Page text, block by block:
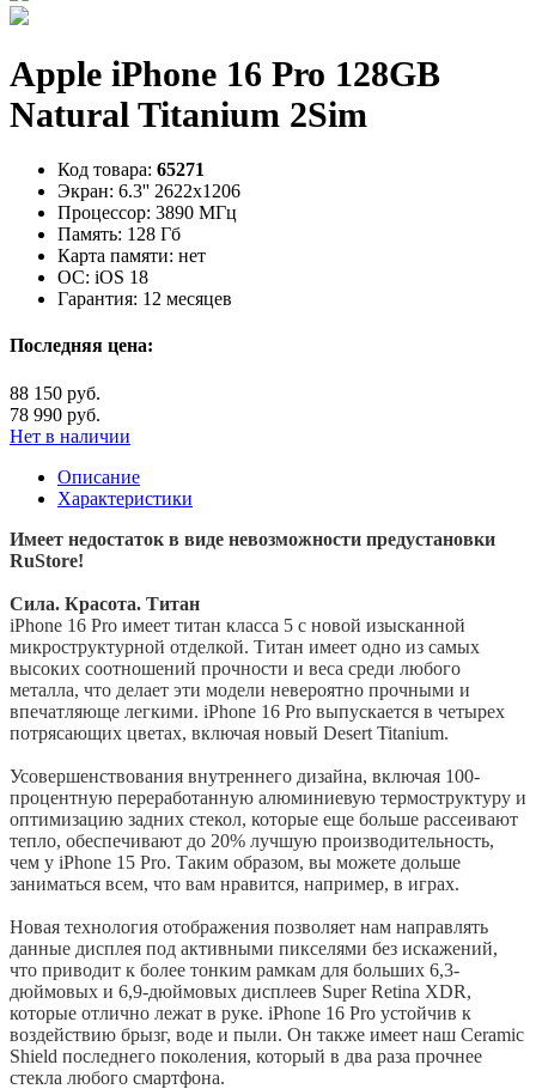
Apple iPhone 16 Pro 128GB
Natural Titanium 2Sim
Код товара: 65271
Экран: 6.3'' 2622x1206
Процессор: 3890 МГц
Память: 128 Гб
Карта памяти: нет
ОС: iOS 18
Гарантия: 12 месяцев
Последняя цена:
88 150 руб.
78 990 руб.
Нет в наличии
Описание
Характеристики
Имеет недостаток в виде невозможности предустановки
RuStore!
Сила. Красота. Титан
iPhone 16 Pro имеет титан класса 5 с новой изысканной
микроструктурной отделкой. Титан имеет одно из самых
высоких соотношений прочности и веса среди любого
металла, что делает эти модели невероятно прочными и
впечатляюще легкими. iPhone 16 Pro выпускается в четырех
потрясающих цветах, включая новый Desert Titanium.
Усовершенствования внутреннего дизайна, включая 100-
процентную переработанную алюминиевую термоструктуру и
оптимизацию задних стекол, которые еще больше рассеивают
тепло, обеспечивают до 20% лучшую производительность,
чем у iPhone 15 Pro. Таким образом, вы можете дольше
заниматься всем, что вам нравится, например, в играх.
Новая технология отображения позволяет нам направлять
данные дисплея под активными пикселями без искажений,
что приводит к более тонким рамкам для больших 6,3-
дюймовых и 6,9-дюймовых дисплеев Super Retina XDR,
которые отлично лежат в руке. iPhone 16 Pro устойчив к
воздействию брызг, воде и пыли. Он также имеет наш Ceramic
Shield последнего поколения, который в два раза прочнее
стекла любого смартфона.